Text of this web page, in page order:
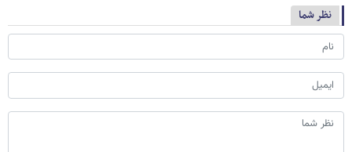
نظر شما